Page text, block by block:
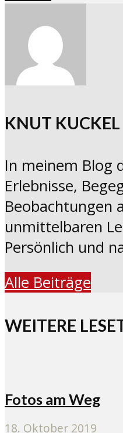
KNUT KUCKEL
In meinem Blog
Erlebnisse,
Beobachtungen
unmittelbaren
Persönlich und
Alle Beiträge
WEITERE
Fotos am Weg
18. Oktober 2019